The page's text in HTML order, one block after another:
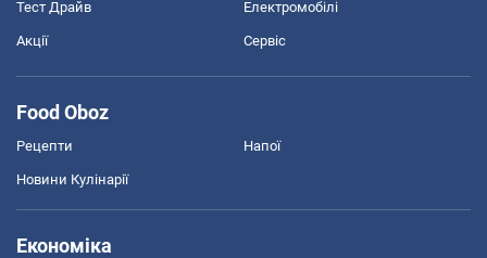
Тест Драйв Електромобілі
Акції Сервіс
Food Oboz
Рецепти Напої
Новини Кулінарії
Економіка